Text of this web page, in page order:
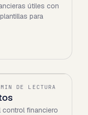
útiles con
para
DE LECTURA
control financiero